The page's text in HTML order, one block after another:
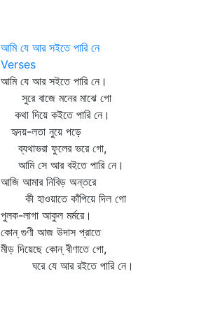
আমি যে আর সইতে পারি নে
Verses
আমি যে আর সইতে পারি নে।
সুরে বাজে মনের মাঝে গো
কথা দিয়ে কইতে পারি নে।
হৃদয়-লতা নুয়ে পড়ে
ব্যথাভরা ফুলের ভরে গো,
আমি সে আর বইতে পারি নে।
আজি আমার নিবিড় অন্তরে
কী হাওয়াতে কাঁপিয়ে দিল গো
পুলক-লাগা আকুল মর্মরে।
কোন্‌ গুণী আজ উদাস প্রাতে
মীড় দিয়েছে কোন্‌ বীণাতে গো,
ঘরে যে আর রইতে পারি নে।